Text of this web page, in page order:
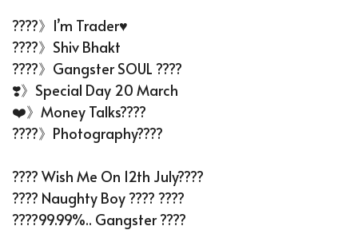
????》I’m Trader♥️
????》Shiv Bhakt
????》Gangster SOUL ????
❣️》Special Day 20 March
❤️》Money Talks????
????》Photography????
???? Wish Me On 12th July????
???? Naughty Boy ???? ????
????99.99%.. Gangster ????